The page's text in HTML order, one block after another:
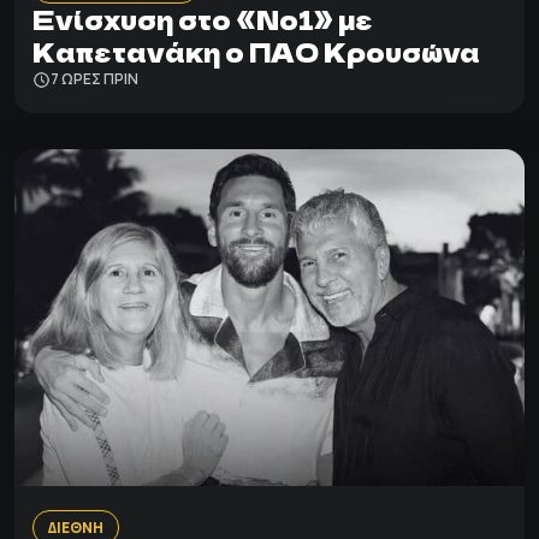
Ενίσχυση στο «Νο1» με
Καπετανάκη ο ΠΑΟ Κρουσώνα
7 ΩΡΕΣ ΠΡΙΝ
ΔΙΕΘΝΗ